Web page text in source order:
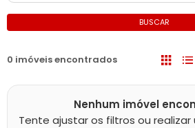
BUSCAR
0 imóveis encontrados
Nenhum imóvel
Tente ajustar os filtros ou realizar